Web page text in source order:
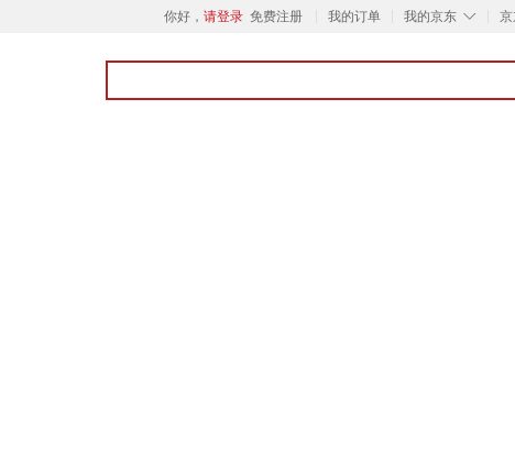
你好， 请登录 免费注册 我的订单 ◇
我的京东 京